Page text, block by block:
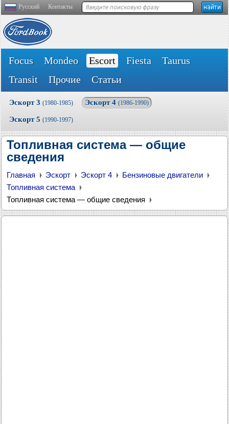
Русский Контакты
Focus Mondeo Escort Fiesta
Taurus
Transit
Прочие Статьи
Эскорт 3 (1980-1985) Эскорт 4 (1986-1990)
Эскорт 5 (1990-1997)
Топливная система — общие
сведения
Главная Эскорт Эскорт 4
Бензиновые двигатели
Топливная система
Топливная система — общие сведения